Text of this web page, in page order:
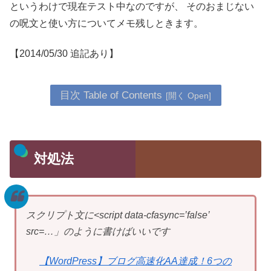
というわけで現在テスト中なのですが、
そのおまじない
の呪文と使い方についてメモ残しときます。
【2014/05/30 追記あり】
目次 Table of Contents
対処法
スクリプト文に<script data-cfasync=’false’
src=…」のように書けばいいです
【WordPress】ブログ高速化AA達成！6つの